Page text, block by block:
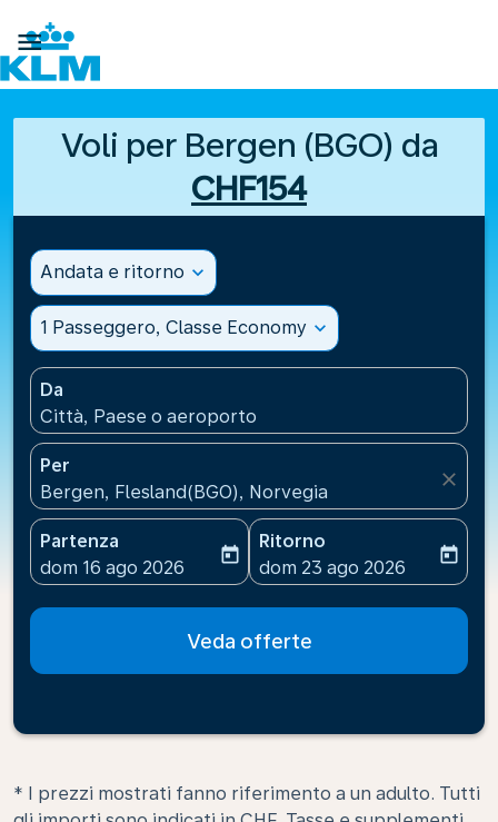

Voli per Bergen (BGO) da
CHF154
Andata e ritorno expand_more
1 Passeggero, Classe Economy expand_more
Da
Città, Paese o aeroporto
Per
Bergen, Flesland(BGO), Norvegia
close
Partenza
fc-booking-departure-date-aria-label
dom 16 ago 2026
today
Ritorno
fc-booking-return-date-
dom 23 ago 2026
today
Veda offerte
* I prezzi mostrati fanno riferimento a un adulto. Tutti